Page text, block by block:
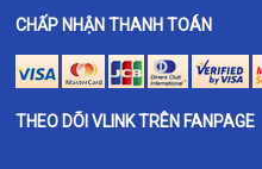
CHẤP NHẬN THANH TOÁN
THEO DÕI VLINK TRÊN FANPAGE